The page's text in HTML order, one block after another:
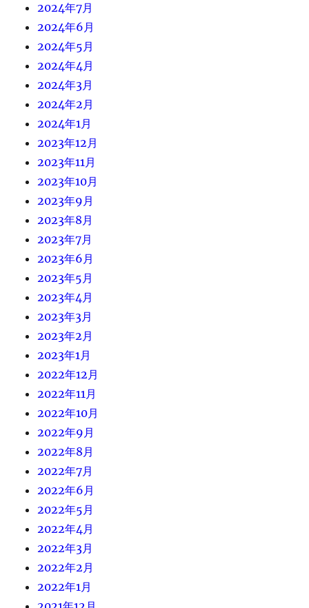
2024年7月
2024年6月
2024年5月
2024年4月
2024年3月
2024年2月
2024年1月
2023年12月
2023年11月
2023年10月
2023年9月
2023年8月
2023年7月
2023年6月
2023年5月
2023年4月
2023年3月
2023年2月
2023年1月
2022年12月
2022年11月
2022年10月
2022年9月
2022年8月
2022年7月
2022年6月
2022年5月
2022年4月
2022年3月
2022年2月
2022年1月